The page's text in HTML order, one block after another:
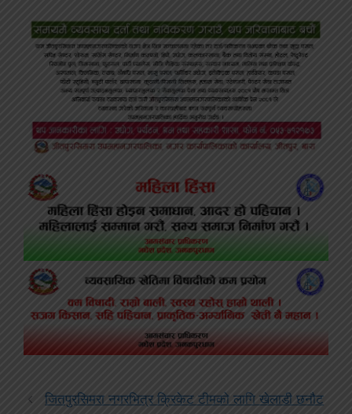
जितपुरसिमरा नगरभित्र क्रिकेट टीमको लागि खेलाडी छनौट